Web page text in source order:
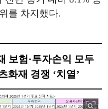
를 차지했다.
보험·투자손익 모두
화재 경쟁 ‘치열’